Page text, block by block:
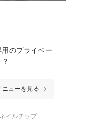
のプライベー
ニューを見る
ネイルチップ